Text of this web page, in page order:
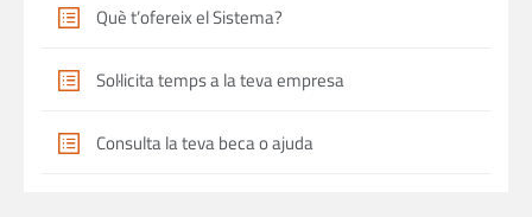
Què t’ofereix el Sistema?
Sol·licita temps a la teva empresa
Consulta la teva beca o ajuda